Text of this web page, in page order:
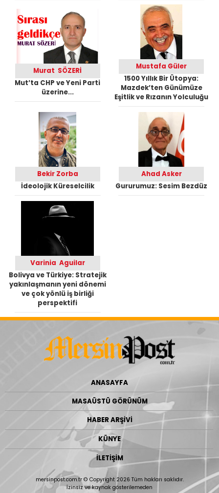
Murat SÖZERİ
Mut’ta CHP ve Yeni Parti
üzerine...
Mustafa Güler
1500 Yıllık Bir Ütopya:
Mazdek’ten Günümüze
Eşitlik ve Rızanın Yolculuğu
Bekir Zorba
İdeolojik Küreselcilik
Ahad Asker
Gururumuz: Sesim Bezdüz
Varinia Aguilar
Bolivya ve Türkiye: Stratejik
yakınlaşmanın yeni dönemi
ve çok yönlü iş birliği
perspektifi
ANASAYFA
MASAÜSTÜ GÖRÜNÜM
HABER ARŞİVİ
KÜNYE
İLETİŞİM
mersinpost.com.tr © Copyright 2026 Tüm hakları saklıdır.
İzinsiz ve kaynak gösterilemeden